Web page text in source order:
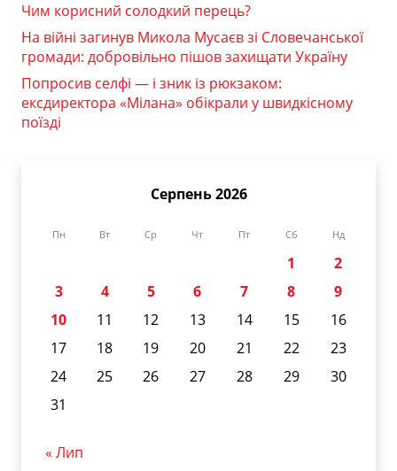
Чим корисний солодкий перець?
На війні загинув Микола Мусаєв зі Словечанської
громади: добровільно пішов захищати Україну
Попросив селфі — і зник із рюкзаком:
ексдиректора «Мілана» обікрали у швидкісному
поїзді
Серпень 2026
Пн Вт Ср Чт Пт Сб Нд
1
2
3
4 5 6 7 8
9
10
11 12 13 14 15
16
17
18 19 20 21 22
23
24
25 26 27 28 29
30
31
« Лип